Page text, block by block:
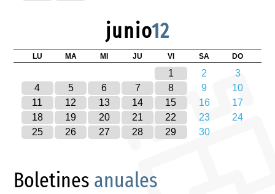
junio12
LU MA MI JU VI SA DO
1 2
3
4
5 6 7 8 9
10
11
12 13 14 15 16
17
18
19 20 21 22 23
24
25
26 27 28 29 30
Boletines anuales